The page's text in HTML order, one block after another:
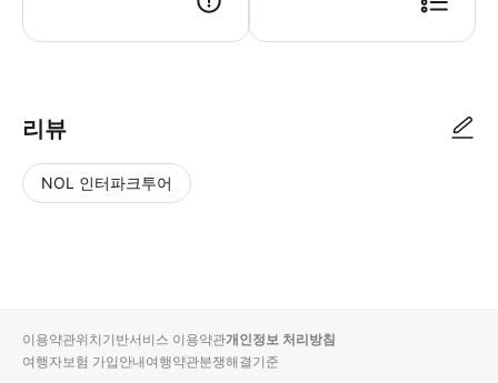
리뷰
NOL 인터파크투어
입니
다.
순
상
이용약관위치기반서비스 이용약관개인정보 처리방침
여행자보험 가입안내여행약관분쟁해결기준